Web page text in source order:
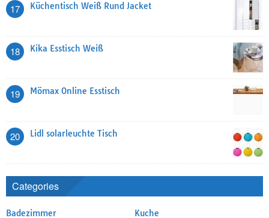
17 Küchentisch Weiß Rund Jacket
18 Kika Esstisch Weiß
19 Mömax Online Esstisch
20 Lidl solarleuchte Tisch
Categories
Badezimmer Kuche